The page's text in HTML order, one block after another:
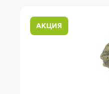
АКЦИЯ